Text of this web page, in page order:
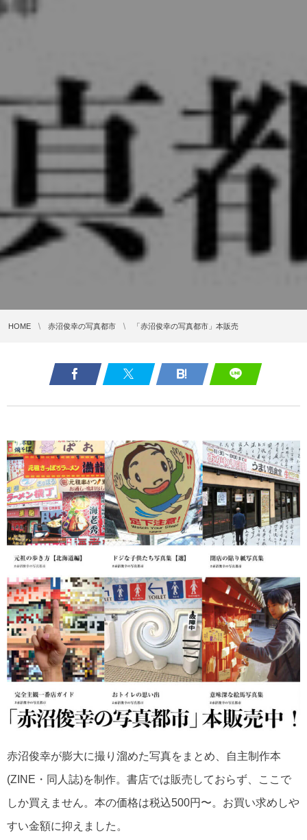
HOME 赤沼俊幸の写真都市 「赤沼俊幸の写真都市」本販売
赤沼俊幸が膨大に撮り溜めた写真をまとめ、自主制作本
(ZINE・同人誌)を制作。書店では販売しておらず、ここで
しか買えません。本の価格は税込500円〜。お買い求めしや
すい金額に抑えました。